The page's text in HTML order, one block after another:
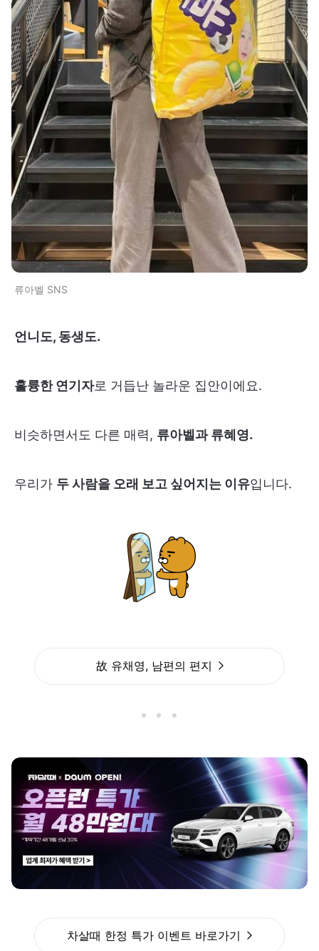
류아벨 SNS
언니도, 동생도.
훌륭한 연기자로 거듭난 놀라운 집안이에요.
비슷하면서도 다른 매력, 류아벨과 류혜영.
우리가 두 사람을 오래 보고 싶어지는 이유입니다.
故 유채영, 남편의 편지
차살때 한정 특가 이벤트 바로가기